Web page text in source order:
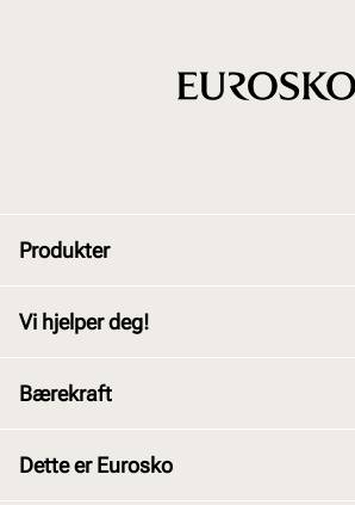
Produkter
Barn
Vi hjelper deg!
Kjøpsbetingelser
Bærekraft
Dette er Eurosko